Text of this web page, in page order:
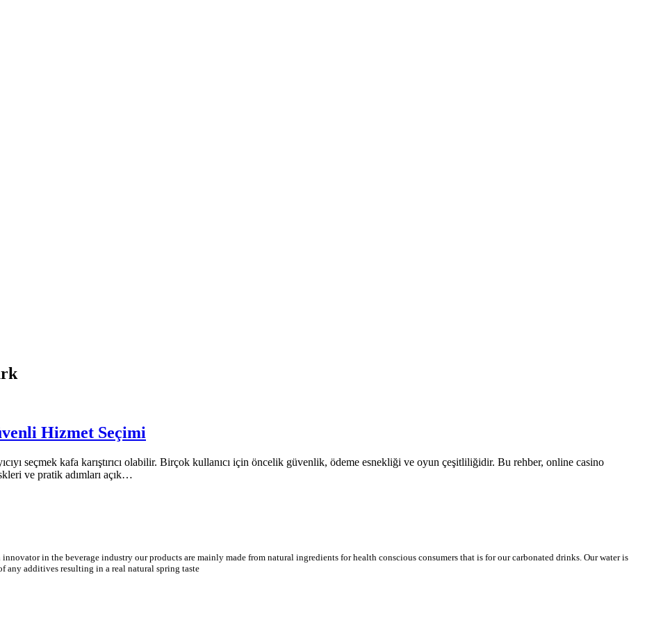
Hizmet Seçimi
seçmek kafa karıştırıcı olabilir. Birçok kullanıcı için öncelik güvenlik, ödeme esnekliği ve oyun çeşitliliğidir. Bu rehber, online casino
ve pratik adımları açık…
in the beverage industry our products are mainly made from natural ingredients for health conscious consumers that is for our carbonated drinks. Our water is
any additives resulting in a real natural spring taste